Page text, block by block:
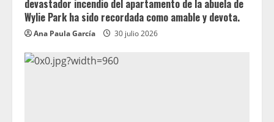
devastador incendio del apartamento de la abuela de
Wylie Park ha sido recordada como amable y devota.
Ana Paula García 30 julio 2026